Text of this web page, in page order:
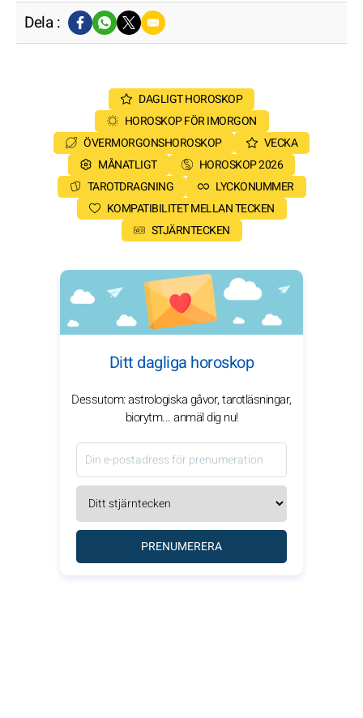
Dela :
DAGLIGT HOROSKOP
HOROSKOP FÖR IMORGON
ÖVERMORGONSHOROSKOP
VECKA
MÅNATLIGT
HOROSKOP 2026
TAROTDRAGNING
LYCKONUMMER
KOMPATIBILITET MELLAN TECKEN
STJÄRNTECKEN
Ditt dagliga horoskop
Dessutom: astrologiska gåvor, tarotläsningar,
biorytm... anmäl dig nu!
PRENUMERERA